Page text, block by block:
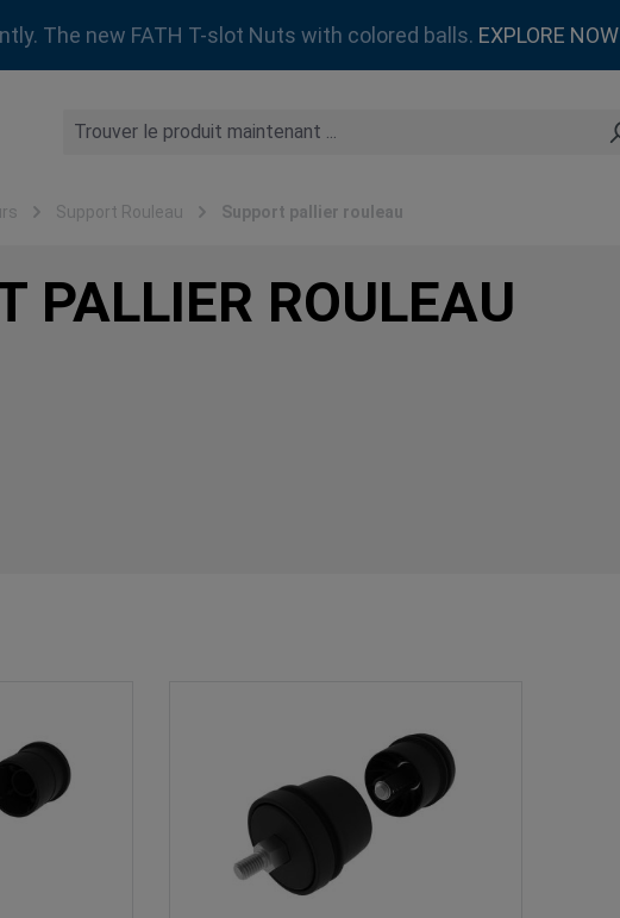
The new FATH T-slot Nuts with colored balls. EXPLORE NOW
Support Rouleau Support pallier rouleau
PALLIER ROULEAU